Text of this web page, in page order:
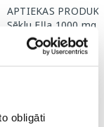
obligāti
APTIEKAS
Sēklu Eļļa 1000 mg
8.39 €